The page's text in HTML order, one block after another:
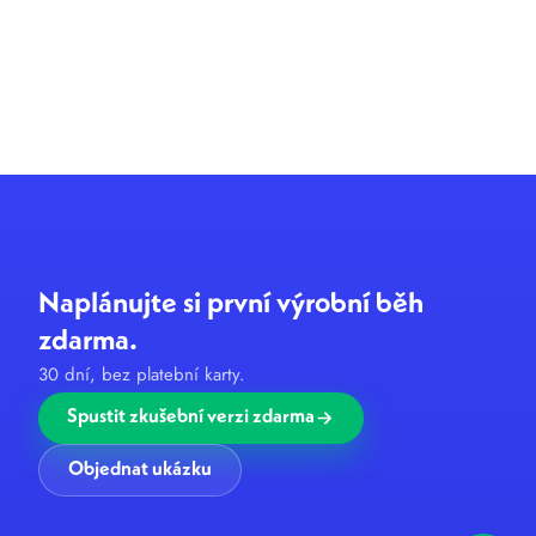
Naplánujte si první výrobní běh
zdarma.
30 dní, bez platební karty.
Spustit zkušební verzi zdarma
Objednat ukázku